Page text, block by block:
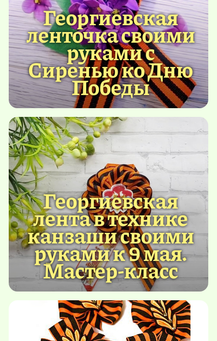
Георгиевская
ленточка своими
руками с
Сиренью ко Дню
Победы
Георгиевская
лента в технике
канзаши своими
руками к 9 мая.
Мастер-класс